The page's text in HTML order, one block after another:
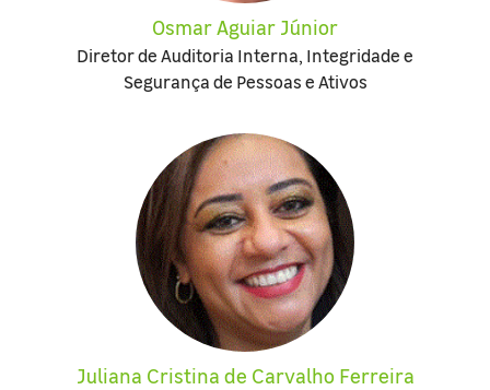
Osmar Aguiar Júnior
Diretor de Auditoria Interna, Integridade e
Segurança de Pessoas e Ativos
Juliana Cristina de Carvalho Ferreira